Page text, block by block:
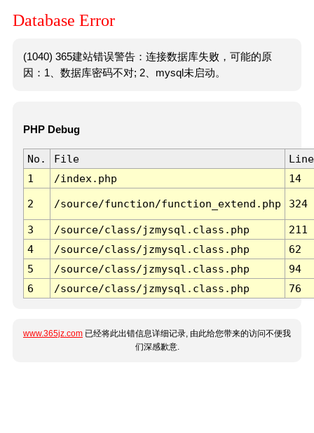
Database Error
(1040) 365建站错误警告：连接数据库失败，可能的原
因：1、数据库密码不对; 2、mysql未启动。
PHP Debug
No. File
Line
1
/index.php 14
2 /source/function/function_extend.php 324
3 /source/class/jzmysql.class.php
211
4
/source/class/jzmysql.class.php
62
5
/source/class/jzmysql.class.php
94
6
/source/class/jzmysql.class.php 76
www.365jz.com 已经将此出错信息详细记录, 由此给您带来的访问不便我
们深感歉意.